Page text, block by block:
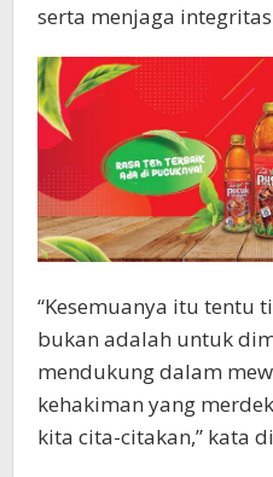
serta menjaga
“Kesemuanya itu tentu
bukan adalah untuk
mendukung dalam
kehakiman yang
kita cita-citakan,” kata